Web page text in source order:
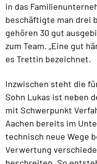
in das
beschäftigte man drei
gehören 30 gut
zum Team. „Eine gut
es Trettin bezeichnet.
Inzwischen steht die
Sohn Lukas ist neben
mit Schwerpunkt
Aachen bereits im
technisch neue Wege
Verwertung